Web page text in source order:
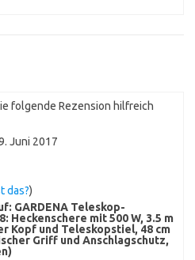
folgende Rezension hilfreich
Juni 2017
das?)
GARDENA Teleskop-
Heckenschere mit 500 W, 3.5 m
Kopf und Teleskopstiel, 48 cm
Griff und Anschlagschutz,